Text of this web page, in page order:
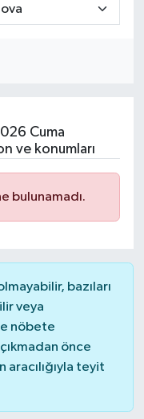
Cuma
ve konumları
bulunamadı.
bazıları
veya
nöbete
önce
teyit